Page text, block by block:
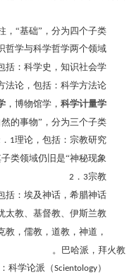
，“基础”，分为四个子类。
学与科学哲学两个领域。
括：科学史，知识社会学。
法论，包括：科学方法论。
，博物馆学， 科学计量学
的事物”，分为三个子类。
． 1理论，包括：宗教研究。
类领域仍旧是“神秘现象”。
2 ． 3宗教
括：埃及神话，希腊神话。
太教、基督教、伊斯兰教
教，儒教，道教，神道，
巴哈派，拜火教。
科学论派（Scientology）